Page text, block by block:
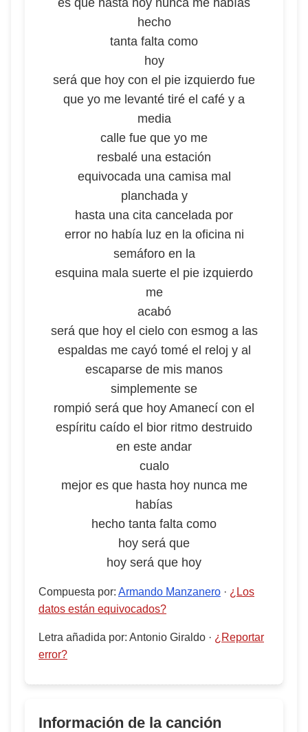
es que hasta hoy nunca me habías
hecho
tanta falta como
hoy
será que hoy con el pie izquierdo fue
que yo me levanté tiré el café y a
media
calle fue que yo me
resbalé una estación
equivocada una camisa mal
planchada y
hasta una cita cancelada por
error no había luz en la oficina ni
semáforo en la
esquina mala suerte el pie izquierdo
me
acabó
será que hoy el cielo con esmog a las
espaldas me cayó tomé el reloj y al
escaparse de mis manos
simplemente se
rompió será que hoy Amanecí con el
espíritu caído el bior ritmo destruido
en este andar
cualo
mejor es que hasta hoy nunca me
habías
hecho tanta falta como
hoy será que
hoy será que hoy
Compuesta por: Armando Manzanero · ¿Los
datos están equivocados?
Letra añadida por: Antonio Giraldo · ¿Reportar
error?
Información de la canción